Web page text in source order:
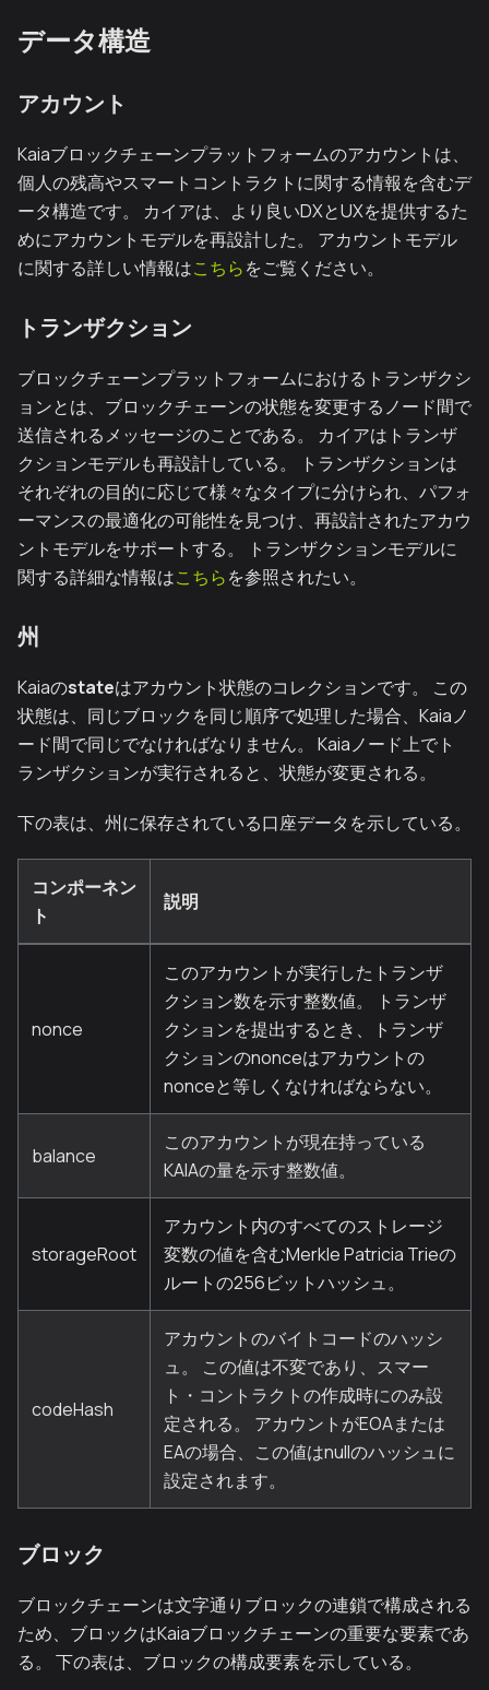
データ構造
アカウント
Kaiaブロックチェーンプラットフォームのアカウントは、
個人の残高やスマートコントラクトに関する情報を含むデ
ータ構造です。 カイアは、より良いDXとUXを提供するた
めにアカウントモデルを再設計した。 アカウントモデル
に関する詳しい情報はこちらをご覧ください。
トランザクション
ブロックチェーンプラットフォームにおけるトランザクシ
ョンとは、ブロックチェーンの状態を変更するノード間で
送信されるメッセージのことである。 カイアはトランザ
クションモデルも再設計している。 トランザクションは
それぞれの目的に応じて様々なタイプに分けられ、パフォ
ーマンスの最適化の可能性を見つけ、再設計されたアカウ
ントモデルをサポートする。 トランザクションモデルに
関する詳細な情報はこちらを参照されたい。
州
Kaiaのstateはアカウント状態のコレクションです。 この
状態は、同じブロックを同じ順序で処理した場合、Kaiaノ
ード間で同じでなければなりません。 Kaiaノード上でト
ランザクションが実行されると、状態が変更される。
下の表は、州に保存されている口座データを示している。
コンポーネン
ト
説明
nonce
このアカウントが実行したトランザ
クション数を示す整数値。 トランザ
クションを提出するとき、トランザ
クションのnonceはアカウントの
nonceと等しくなければならない。
balance
このアカウントが現在持っている
KAIAの量を示す整数値。
storageRoot
アカウント内のすべてのストレージ
変数の値を含むMerkle Patricia Trieの
ルートの256ビットハッシュ。
codeHash
アカウントのバイトコードのハッシ
ュ。 この値は不変であり、スマー
ト・コントラクトの作成時にのみ設
定される。 アカウントがEOAまたは
EAの場合、この値はnullのハッシュに
設定されます。
ブロック
ブロックチェーンは文字通りブロックの連鎖で構成される
ため、ブロックはKaiaブロックチェーンの重要な要素であ
る。 下の表は、ブロックの構成要素を示している。